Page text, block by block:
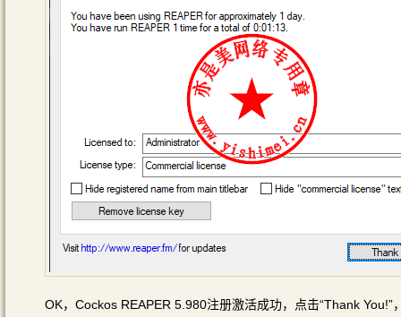
OK，Cockos REAPER 5.980注册激活成功，点击“Thank You!”